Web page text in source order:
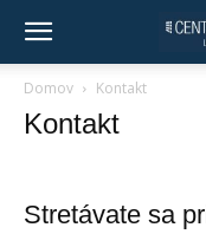
Domov Kontakt
Kontakt
Stretávate sa